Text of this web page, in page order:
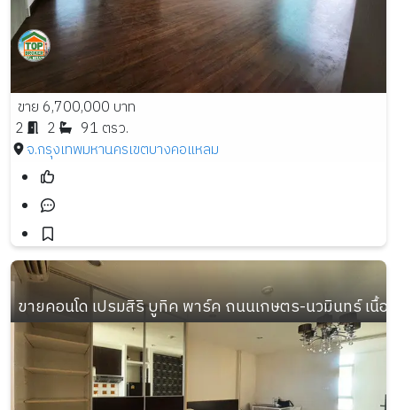
ขาย 6,700,000 บาท
2
2
91 ตรว.
จ.กรุงเทพมหานครเขตบางคอแหลม
ขายคอนโด เปรมสิริ บูทิค พาร์ค ถนนเกษตร-นวมินทร์ เนื้อ